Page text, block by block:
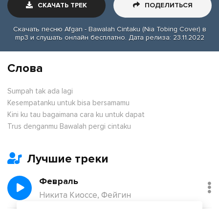
СКАЧАТЬ ТРЕК ПОДЕЛИТЬСЯ
Скачать песню Afgan - Bawalah Cintaku (Nia Tobing Cover) в
mp3 и слушать онлайн бесплатно. Дата релиза: 23.11.2022
Слова
Sumpah tak ada lagi
Kesempatanku untuk bisa bersamamu
Kini ku tau bagaimana cara ku untuk dapat
Trus denganmu Bawalah pergi cintaku
Лучшие треки
Февраль
Никита Киоссе, Фейгин